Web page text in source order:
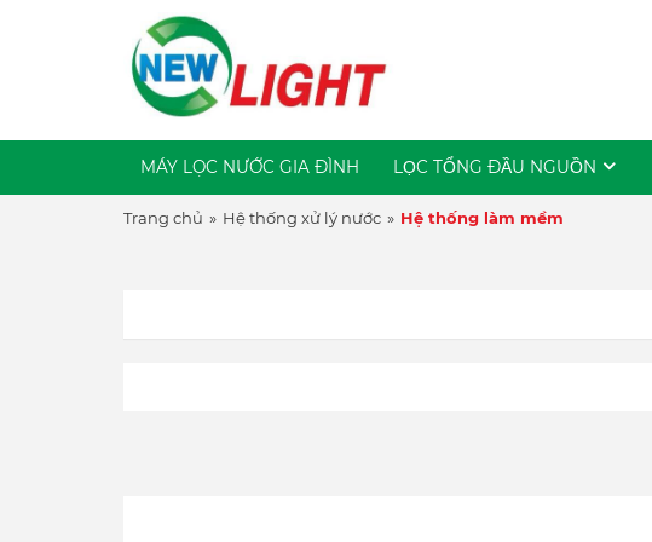
MÁY LỌC NƯỚC GIA ĐÌNH LỌC TỔNG ĐẦU NGUỒN
Trang chủ » Hệ thống xử lý nước » Hệ thống làm mềm